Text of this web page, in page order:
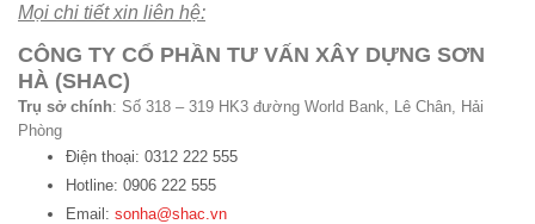
Mọi chi tiết xin liên hệ:
CÔNG TY CỔ PHẦN TƯ VẤN XÂY DỰNG SƠN
HÀ (SHAC)
Trụ sở chính: Số 318 – 319 HK3 đường World Bank, Lê Chân, Hải
Phòng
Điện thoại: 0312 222 555
Hotline: 0906 222 555
Email: sonha@shac.vn